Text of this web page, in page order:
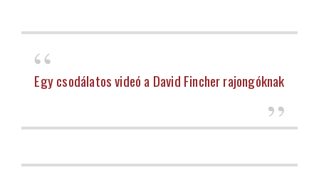
Egy csodálatos videó a David Fincher rajongóknak